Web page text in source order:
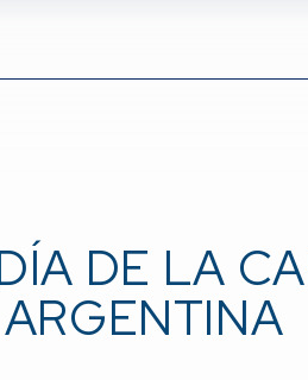
DE LA
ARGENTINA